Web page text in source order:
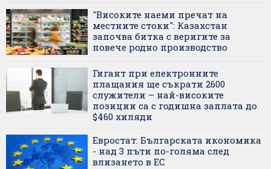
"Високите наеми пречат на
местните стоки": Казахстан
започва битка с веригите за
повече родно производство
Гигант при електронните
плащания ще съкрати 2600
служители – най-високите
позиции са с годишна заплата до
$460 хиляди
Евростат: Българската икономика
- над 3 пъти по-голяма след
влизането в ЕС